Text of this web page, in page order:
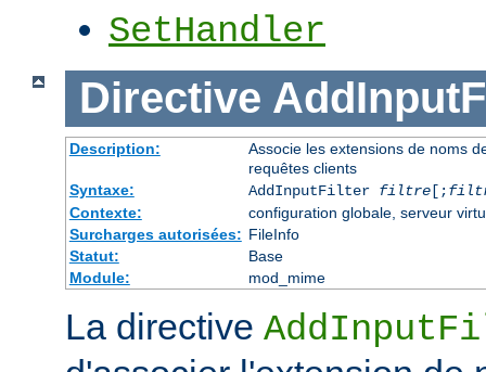
SetHandler
Directive
Description:
Associe les extensions de noms
requêtes clients
Syntaxe:
AddInputFilter filtre[;
Contexte:
configuration globale, serveur
Surcharges autorisées: FileInfo
Statut:
Base
Module:
mod_mime
La directive